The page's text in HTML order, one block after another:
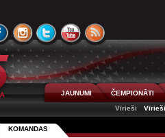
JAUNUMI
ČEMPIONĀTI
Vīrieši
KOMANDAS